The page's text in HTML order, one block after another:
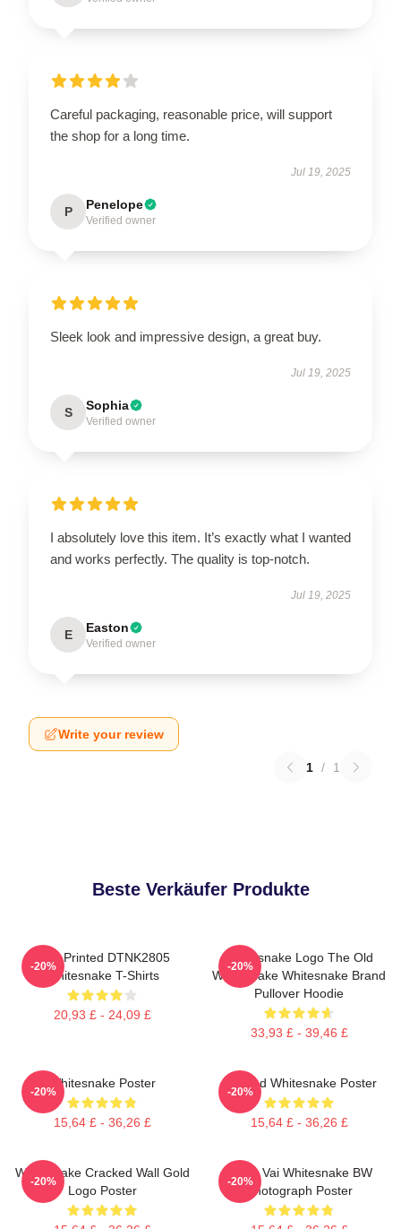
Careful packaging, reasonable price, will support
the shop for a long time.
Jul 19, 2025
P Penelope
Verified owner
Sleek look and impressive design, a great buy.
Jul 19, 2025
S Sophia
Verified owner
I absolutely love this item. It’s exactly what I wanted
and works perfectly. The quality is top-notch.
Jul 19, 2025
E Easton
Verified owner
Write your review
1 / 1
Beste Verkäufer Produkte
New Printed DTNK2805
Whitesnake T-Shirts
20,93 £ - 24,09 £
-20%
Whitesnake Logo The Old
Whitesnake Whitesnake Brand
Pullover Hoodie
33,93 £ - 39,46 £
-20%
Whitesnake Poster
15,64 £ - 36,26 £
-20%
Girl And Whitesnake Poster
15,64 £ - 36,26 £
-20%
Whitesnake Cracked Wall Gold
Logo Poster
-20%
Steve Vai Whitesnake BW
Photograph Poster
-20%